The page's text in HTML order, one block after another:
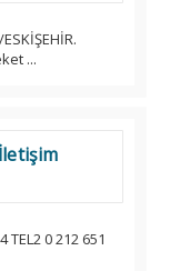
...
TEL2 0 212 651